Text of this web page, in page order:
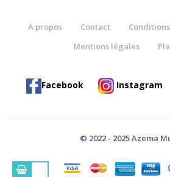
A propos Contact
Mentions légales
Facebook Instagram
© 2022 - 2025 Azema